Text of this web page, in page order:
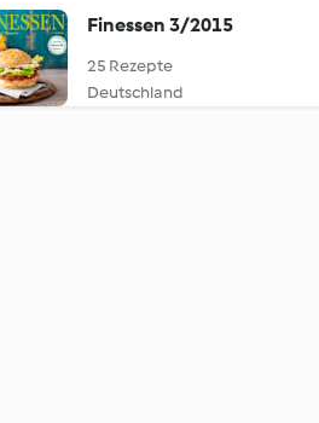
Finessen 3/2015
25 Rezepte
Deutschland